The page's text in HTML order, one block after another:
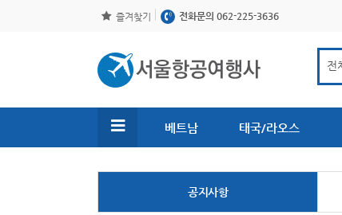
즐겨찾기 전화문의 062-225-3636
베트남 태국/라오스
공지사항